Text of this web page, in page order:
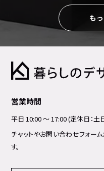
も
営業時間
平日 10:00 ～ 17:00 (定休日：土
チャットやお問い合わせフォー
す。